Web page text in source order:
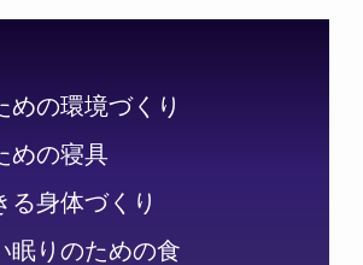
めの環境づくり
めの寝具
る身体づくり
眠りのための食